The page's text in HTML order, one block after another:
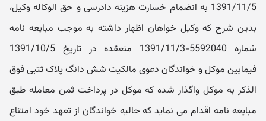
1391/11/5 به‬ انضمام خسارت هزینه دادرسی و حق الوکاله وکیل،
بدین شرح که وکیل خواهان اظهار داشته به موجب مبایعه نامه
شماره 5592040-1391/11/3 منعقده در تاریخ 1391/10/5
فی‬مابین موکل و خواندگان دعوی مالکیت شش دانگ پلاک ثتبی فوق
الذکر به موکل واگذار شده که موکل در پرداخت ثمن معامله طبق
مبایعه نامه اقدام می نماید که حالیه خواندگان از تعهد خود امتناع